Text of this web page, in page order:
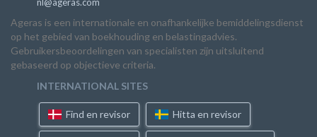
nl@ageras.com
Ageras is een internationale en onafhankelijke bemiddelingsdienst
op het gebied van boekhouding en belastingadvies.
Gebruikersbeoordelingen van specialisten zijn uitsluitend
gebaseerd op objectieve criteria.
INTERNATIONAL SITES
Find en revisor Hitta en revisor